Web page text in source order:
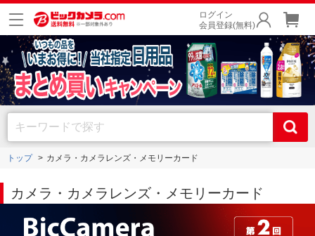
ログイン
会員登録(無料)
トップ カメラ・カメラレンズ・メモリーカード
カメラ・カメラレンズ・メモリーカード